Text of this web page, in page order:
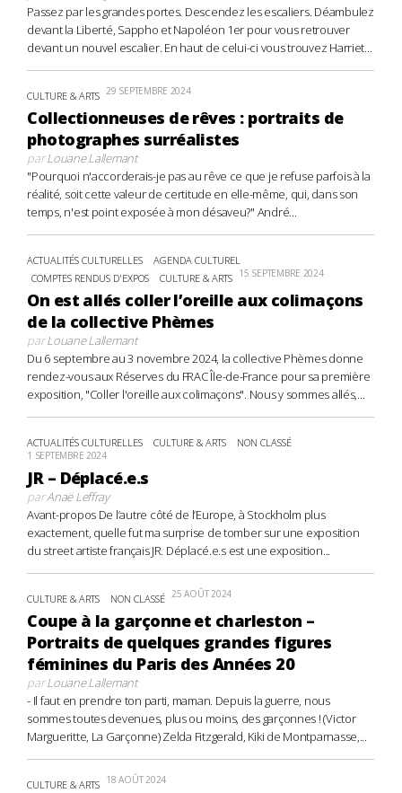
Passez par les grandes portes. Descendez les escaliers. Déambulez
devant la Liberté, Sappho et Napoléon 1er pour vous retrouver
devant un nouvel escalier. En haut de celui-ci vous trouvez Harriet...
CULTURE & ARTS 29 SEPTEMBRE 2024
Collectionneuses de rêves : portraits de
photographes surréalistes
parLouane Lallemant
"Pourquoi n'accorderais-je pas au rêve ce que je refuse parfois à la
réalité, soit cette valeur de certitude en elle-même, qui, dans son
temps, n'est point exposée à mon désaveu?" André...
ACTUALITÉS CULTURELLES
AGENDA CULTUREL
COMPTES RENDUS D'EXPOS
CULTURE & ARTS 15 SEPTEMBRE 2024
On est allés coller l’oreille aux colimaçons
de la collective Phèmes
parLouane Lallemant
Du 6 septembre au 3 novembre 2024, la collective Phèmes donne
rendez-vous aux Réserves du FRAC Île-de-France pour sa première
exposition, "Coller l'oreille aux colimaçons". Nous y sommes allés,...
ACTUALITÉS CULTURELLES CULTURE & ARTS NON CLASSÉ
1 SEPTEMBRE 2024
JR – Déplacé.e.s
parAnaë Leffray
Avant-propos De l’autre côté de l’Europe, à Stockholm plus
exactement, quelle fut ma surprise de tomber sur une exposition
du street artiste français JR. Déplacé.e.s est une exposition...
CULTURE & ARTS NON CLASSÉ 25 AOÛT 2024
Coupe à la garçonne et charleston –
Portraits de quelques grandes figures
féminines du Paris des Années 20
parLouane Lallemant
- Il faut en prendre ton parti, maman. Depuis la guerre, nous
sommes toutes devenues, plus ou moins, des garçonnes ! (Victor
Margueritte, La Garçonne) Zelda Fitzgerald, Kiki de Montparnasse,...
CULTURE & ARTS 18 AOÛT 2024